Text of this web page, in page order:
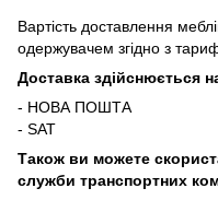
Вартість доставлення
одержувачем згідно з
Доставка здійснюється
- НОВА ПОШТА
- SAT
Також ви можете
служби транспортних